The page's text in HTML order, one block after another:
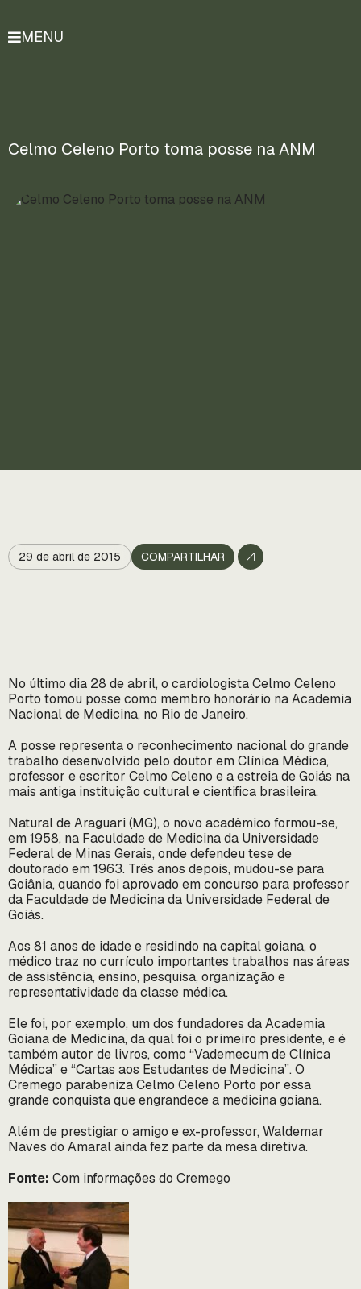
Lattes
MENU
Celmo Celeno Porto toma posse na ANM
29 de abril de 2015 COMPARTILHAR
No último dia 28 de abril, o cardiologista Celmo Celeno
Porto tomou posse como membro honorário na Academia
Nacional de Medicina, no Rio de Janeiro.
A posse representa o reconhecimento nacional do grande
trabalho desenvolvido pelo doutor em Clínica Médica,
professor e escritor Celmo Celeno e a estreia de Goiás na
mais antiga instituição cultural e cientifica brasileira.
Natural de Araguari (MG), o novo acadêmico formou-se,
em 1958, na Faculdade de Medicina da Universidade
Federal de Minas Gerais, onde defendeu tese de
doutorado em 1963. Três anos depois, mudou-se para
Goiânia, quando foi aprovado em concurso para professor
da Faculdade de Medicina da Universidade Federal de
Goiás.
Aos 81 anos de idade e residindo na capital goiana, o
médico traz no currículo importantes trabalhos nas áreas
de assistência, ensino, pesquisa, organização e
representatividade da classe médica.
Ele foi, por exemplo, um dos fundadores da Academia
Goiana de Medicina, da qual foi o primeiro presidente, e é
também autor de livros, como “Vademecum de Clínica
Médica” e “Cartas aos Estudantes de Medicina”. O
Cremego parabeniza Celmo Celeno Porto por essa
grande conquista que engrandece a medicina goiana.
Além de prestigiar o amigo e ex-professor, Waldemar
Naves do Amaral ainda fez parte da mesa diretiva.
Fonte: Com informações do Cremego